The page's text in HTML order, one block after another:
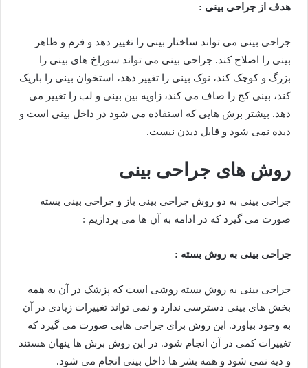
هدف از جراحی بینی :
جراحی بینی می تواند ساختار بینی را تغییر دهد و فرم و ظاهر
بینی را اصلاح کند. جراحی بینی می تواند سوراخ های بینی را
بزرگ و کوچک کند، نوک بینی را تغییر دهد، استخوان بینی را باریک
کند، بینی کج را صاف می کند، زاویه بین بینی و لب را تغییر می
دهد. بیشتر برش هایی که استفاده می شود در داخل بینی است و
دیده نمی شود و قابل دیدن نیست.
روش های جراحی بینی
جراحی بینی به دو روش جراحی بینی باز و جراحی بینی بسته
صورت می گیرد که در ادامه به آن ها می پردازیم :
جراحی بینی به روش بسته :
جراحی بینی به روش بسته روشی است که پزشک در آن به همه
بخش های بینی دسترسی ندارد و نمی تواند تغییرات زیادی در آن
به وجود بیاورد. این روش برای جراحی هایی صورت می گیرد که
تغییرات کمی در آن انجام شود. در این روش برش ها پنهان هستند
و دیه نمی شود و همه بشر ها داخل بینی انجام می شود.